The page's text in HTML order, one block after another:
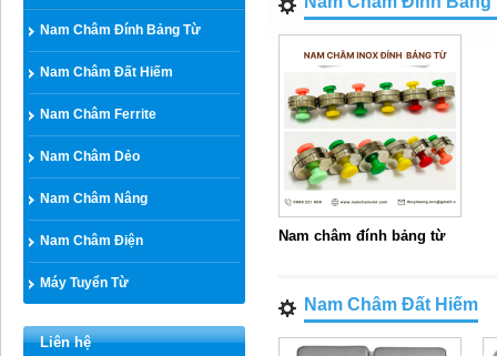
Nam châm đính bảng từ
Nam Châm Đất Hiếm
Nam Châm Đính Bảng Từ
Nam Châm Đất Hiếm
Nam Châm Ferrite
Nam Châm Dẻo
Nam Châm Nâng
Nam Châm Điện
Máy Tuyển Từ
Liên hệ